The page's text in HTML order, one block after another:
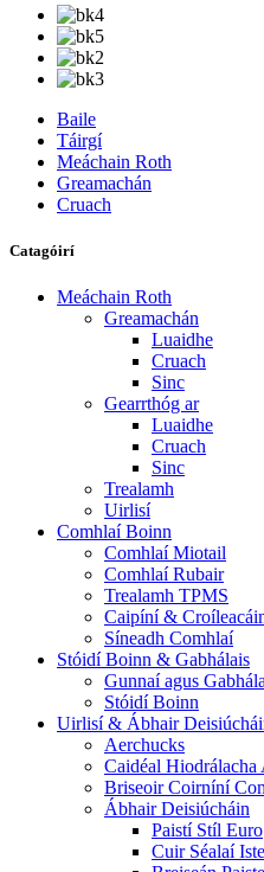
Baile
Táirgí
Meáchain Roth
Greamachán
Cruach
Catagóirí
Meáchain Roth
Greamachán
Luaidhe
Cruach
Sinc
Gearrthóg ar
Luaidhe
Cruach
Sinc
Trealamh
Uirlisí
Comhlaí Boinn
Comhlaí Miotail
Comhlaí Rubair
Trealamh TPMS
Caipíní &
Síneadh Comhlaí
Stóidí Boinn & Gabhálais
Gunnaí agus
Stóidí Boinn
Uirlisí & Ábhair
Aerchucks
Caidéal Hiodrálacha
Briseoir Coirníní
Ábhair Deisiúcháin
Paistí Stíl Euro
Cuir Séalaí